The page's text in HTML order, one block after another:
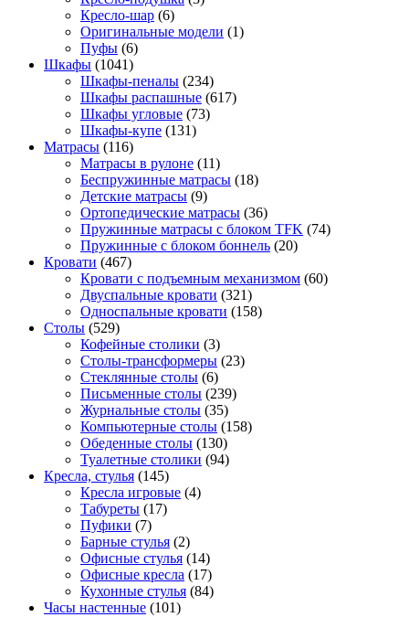
Кресло-шар (6)
Оригинальные модели (1)
Пуфы (6)
Шкафы (1041)
Шкафы-пеналы (234)
Шкафы распашные (617)
Шкафы угловые (73)
Шкафы-купе (131)
Матрасы (116)
Матрасы в рулоне (11)
Беспружинные матрасы (18)
Детские матрасы (9)
Ортопедические матрасы (36)
Пружинные матрасы с блоком TFK (74)
Пружинные с блоком боннель (20)
Кровати (467)
Кровати с подъемным механизмом (60)
Двуспальные кровати (321)
Односпальные кровати (158)
Столы (529)
Кофейные столики (3)
Столы-трансформеры (23)
Стеклянные столы (6)
Письменные столы (239)
Журнальные столы (35)
Компьютерные столы (158)
Обеденные столы (130)
Туалетные столики (94)
Кресла, стулья (145)
Кресла игровые (4)
Табуреты (17)
Пуфики (7)
Барные стулья (2)
Офисные стулья (14)
Офисные кресла (17)
Кухонные стулья (84)
Часы настенные (101)